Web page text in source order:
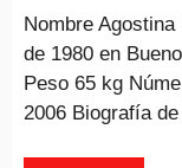
Nombre
de 1980 en
Peso 65 kg
2006 Biografía